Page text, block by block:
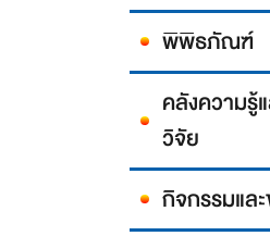
พิพิธภัณฑ์
คลังความรู้
วิจัย
กิจกรรมแล